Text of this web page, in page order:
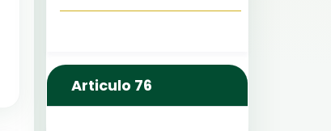
Articulo 76